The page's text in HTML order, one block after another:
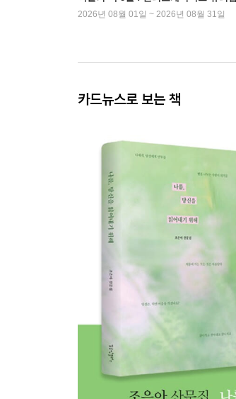
2026년 08월 01일 ~ 2026년 08월 31일
카드뉴스로 보는 책